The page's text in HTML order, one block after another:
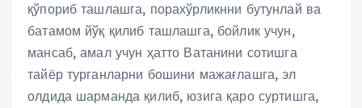
қўпориб ташлашга, порахўрликнни бутунлай ва
батамом йўқ қилиб ташлашга, бойлик учун,
мансаб, амал учун ҳатто Ватанини сотишга
тайёр турганларни бошини мажағлашга, эл
олдида шарманда қилиб, юзига қаро суртишга,